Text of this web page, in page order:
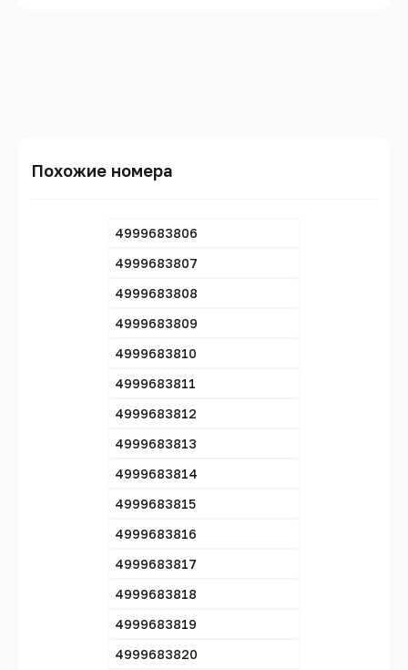
Похожие номера
4999683806
4999683807
4999683808
4999683809
4999683810
4999683811
4999683812
4999683813
4999683814
4999683815
4999683816
4999683817
4999683818
4999683819
4999683820